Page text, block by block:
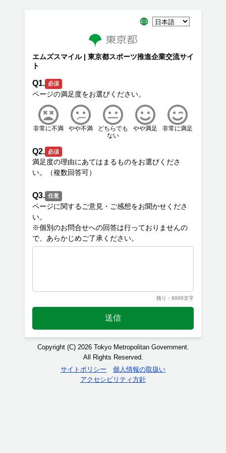
エムズスマイル | 東京都スポーツ推進企業交流サイ
ト
Q1. 必須
非常に不満 やや不満
どちらでも
ない
やや満足 非常に満足
Q2. 必須
満足度の理由にあてはまるものをお選びくださ
Q3. 任意
ページに関するご意見・ご感想をお聞かせくださ
い。
※個別のお問合せへの回答は行っておりませんの
残り：6000文字
送信
Copyright (C) 2026 Tokyo Metropolitan Government.
All Rights Reserved.
サイトポリシー
個人情報の取扱い
アクセシビリティ方針